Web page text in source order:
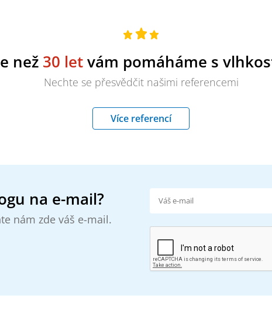
než 30 letvám pomáháme s
Nechte se přesvědčit našimi referencemi
Více referencí
na e-mail?
nám zde váš e-mail.